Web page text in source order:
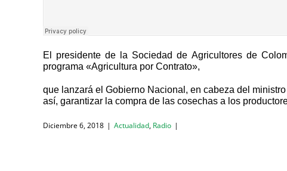
El presidente de la Sociedad de Agricultores de
programa «Agricultura por Contrato»,
que lanzará el Gobierno Nacional, en cabeza del
así, garantizar la compra de las cosechas a los
Diciembre 6, 2018 | Actualidad, Radio |